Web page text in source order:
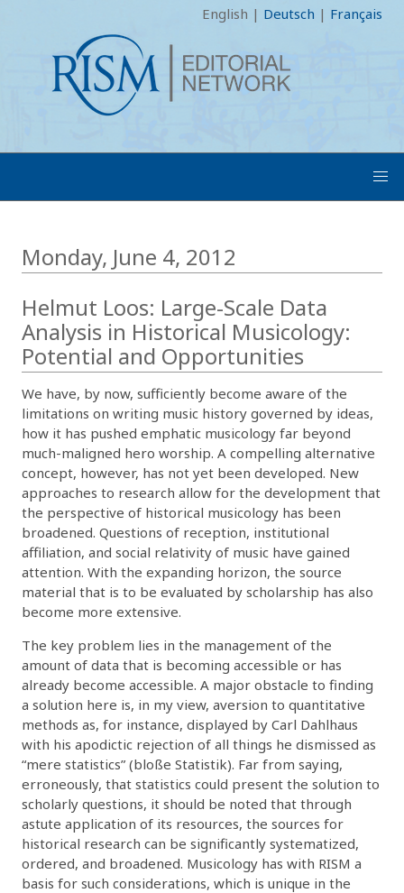
English | Deutsch | Français
Monday, June 4, 2012
Helmut Loos: Large-Scale Data
Analysis in Historical Musicology:
Potential and Opportunities
We have, by now, sufficiently become aware of the
limitations on writing music history governed by ideas,
how it has pushed emphatic musicology far beyond
much-maligned hero worship. A compelling alternative
concept, however, has not yet been developed. New
approaches to research allow for the development that
the perspective of historical musicology has been
broadened. Questions of reception, institutional
affiliation, and social relativity of music have gained
attention. With the expanding horizon, the source
material that is to be evaluated by scholarship has also
become more extensive.
The key problem lies in the management of the
amount of data that is becoming accessible or has
already become accessible. A major obstacle to finding
a solution here is, in my view, aversion to quantitative
methods as, for instance, displayed by Carl Dahlhaus
with his apodictic rejection of all things he dismissed as
“mere statistics” (bloße Statistik). Far from saying,
erroneously, that statistics could present the solution to
scholarly questions, it should be noted that through
astute application of its resources, the sources for
historical research can be significantly systematized,
ordered, and broadened. Musicology has with RISM a
basis for such considerations, which is unique in the